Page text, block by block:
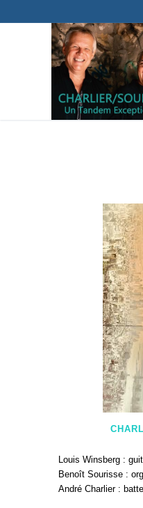
Louis Winsberg :
Benoît Sourisse :
André Charlier :